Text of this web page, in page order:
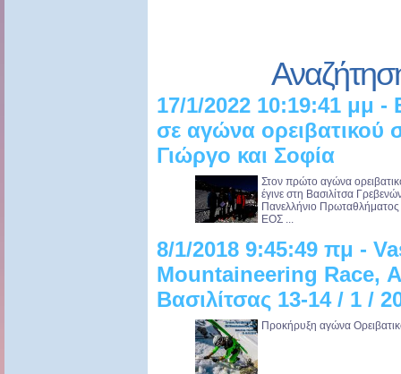
17/1/2022 10:19:41 μμ
σε αγώνα ορειβατικού
Γιώργο και Σοφία
Στον πρώτο αγώνα
έγινε στη Βασιλίτσα
Πανελλήνιο
ΕΟΣ ...
8/1/2018 9:45:49 πμ -
Mountaineering Race,
Βασιλίτσας 13-14 / 1 /
Προκήρυξη αγώνα